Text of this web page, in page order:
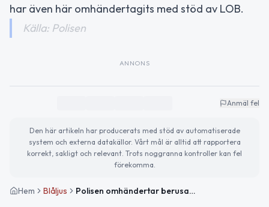
har även här omhändertagits med stöd av LOB.
Källa: Polisen
ANNONS
Anmäl fel
Den här artikeln har producerats med stöd av automatiserade
system och externa datakällor. Vårt mål är alltid att rapportera
korrekt, sakligt och relevant. Trots noggranna kontroller kan fel
förekomma.
Hem Blåljus Polisen omhändertar berusade under nattens insatser i Jämtlands län